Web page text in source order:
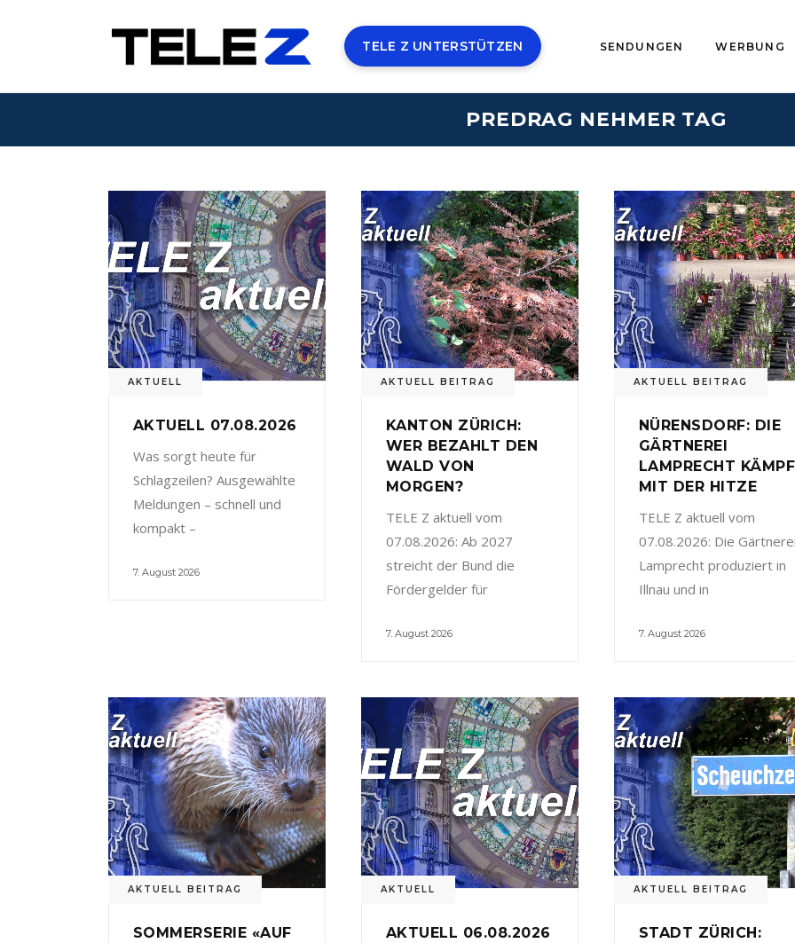
TELE Z UNTERSTÜTZEN SENDUNGEN WERBUNG
PREDRAG NEHMER TAG
AKTUELL
AKTUELL 07.08.2026
Was sorgt heute für
Schlagzeilen? Ausgewählte
Meldungen – schnell und
kompakt –
7. August 2026
AKTUELL BEITRAG
KANTON ZÜRICH:
WER BEZAHLT DEN
WALD VON
MORGEN?
TELE Z aktuell vom
07.08.2026: Ab 2027
streicht der Bund die
Fördergelder für
7. August 2026
AKTUELL BEITRAG
NÜRENSDORF: DIE
GÄRTNEREI
LAMPRECHT
MIT DER HITZE
TELE Z aktuell vom
07.08.2026: Die
Lamprecht produziert in
Illnau und in
7. August 2026
AKTUELL BEITRAG
SOMMERSERIE «AUF
AKTUELL
AKTUELL 06.08.2026
AKTUELL BEITRAG
STADT ZÜRICH: